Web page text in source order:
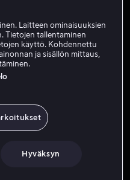
€
€
lukiossa. Kun
koulun musiikkiohjelman
pelastamiseen
Laitteen ominaisuuksien
Tietojen tallentaminen
käyttö. Kohdennettu
ja sisällön mittaus,
Hyväksyn